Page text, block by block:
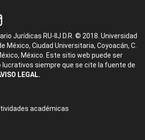
Jurídicas RU-IIJ D.R. © 2018. Universidad
México, Ciudad Universitaria, Coyoacán, C.
México. Este sitio web puede ser
lucrativos siempre que se cite la fuente de
LEGAL.
académicas